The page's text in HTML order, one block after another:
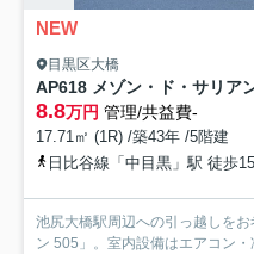
NEW
目黒区大橋
AP618 メゾン・ド・サリア
8.8万円 管理/共益費-
17.71㎡ (1R) /築43年 /5階建
日比谷線「中目黒」駅 徒歩
池尻大橋駅周辺への引っ越しを
ン 505」。室内設備はエアコン